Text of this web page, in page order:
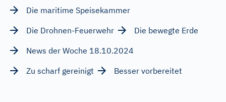
Die maritime Speisekammer
Die Drohnen-Feuerwehr
Die bewegte Erde
News der Woche 18.10.2024
Zu scharf gereinigt
Besser vorbereitet